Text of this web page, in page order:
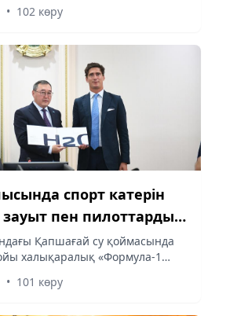
• 102 көру
спорт катерін
пен пилоттарды
академия ашылады
Қапшағай су қоймасында
халықаралық «Формула-1
• 101 көру